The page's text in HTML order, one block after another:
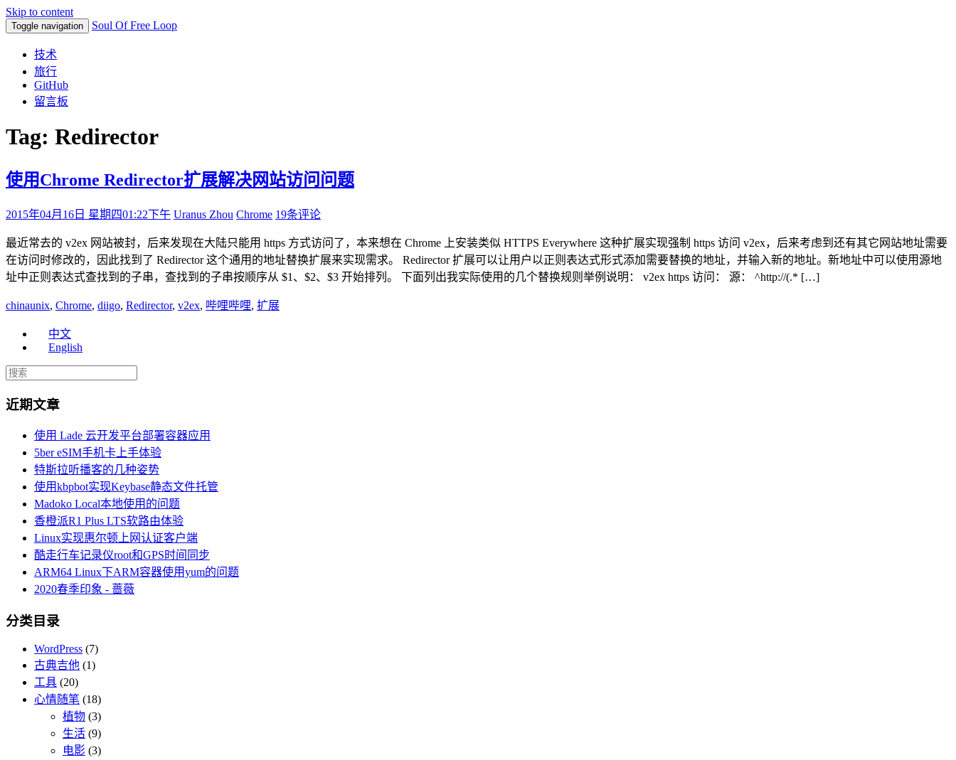
Skip to content
Toggle navigation Soul Of Free Loop
技术
旅行
GitHub
留言板
Tag: Redirector
使用Chrome Redirector扩展解决网站访问问题
2015年04月16日 星期四01:22下午 Uranus Zhou Chrome 19条评论
最近常去的 v2ex 网站被封，后来发现在大陆只能用 https 方式访问了，本来想在 Chrome 上安装类似 HTTPS Everywhere 这种扩展实现强制 https 访问 v2ex，后来考虑到还有其它网站地址需要
在访问时修改的，因此找到了 Redirector 这个通用的地址替换扩展来实现需求。 Redirector 扩展可以让用户以正则表达式形式添加需要替换的地址，并输入新的地址。新地址中可以使用源地
址中正则表达式查找到的子串，查找到的子串按顺序从 $1、$2、$3 开始排列。 下面列出我实际使用的几个替换规则举例说明： v2ex https 访问： 源： ^http://(.* […]
chinaunix, Chrome, diigo, Redirector, v2ex, 哔哩哔哩, 扩展
中文
English
近期文章
使用 Lade 云开发平台部署容器应用
5ber eSIM手机卡上手体验
特斯拉听播客的几种姿势
使用kbpbot实现Keybase静态文件托管
Madoko Local本地使用的问题
香橙派R1 Plus LTS软路由体验
Linux实现惠尔顿上网认证客户端
酷走行车记录仪root和GPS时间同步
ARM64 Linux下ARM容器使用yum的问题
2020春季印象 - 蔷薇
分类目录
WordPress (7)
古典吉他 (1)
工具 (20)
心情随笔 (18)
植物 (3)
生活 (9)
电影 (3)